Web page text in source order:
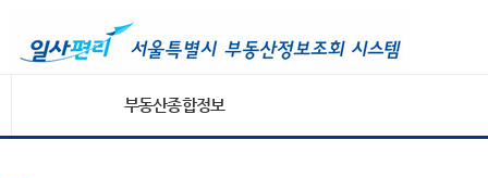
부동산종합정보